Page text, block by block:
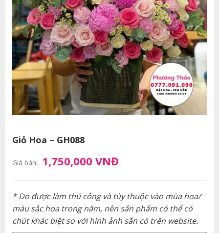
Giỏ Hoa – GH088
Giá bán: 1,750,000 VNĐ
* Do được làm thủ công và tùy thuộc vào mùa hoa/
màu sắc hoa trong năm, nên sản phẩm có thể có
chút khác biệt so với hình ảnh sẵn có trên website.